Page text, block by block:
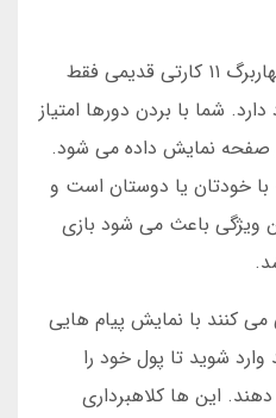
در نسخه های قدیمی بازی چهاربرگ ۱۱ کارتی قدیمی فقط
شما با بردن دورها امتیاز
صفحه نمایش داده می شود.
با خودتان یا دوستان است و
ویژگی باعث می شود بازی
کنند با نمایش پیام هایی
بردید وارد شوید تا پول خود را
این ها کلاهبرداری